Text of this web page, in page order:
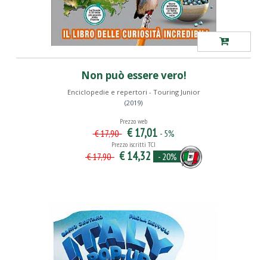
Non può essere vero!
Enciclopedie e repertori - Touring Junior
(2019)
Prezzo web
€ 17,90 € 17,01 - 5%
Prezzo iscritti TCI
€ 17,90 € 14,32 - 20%